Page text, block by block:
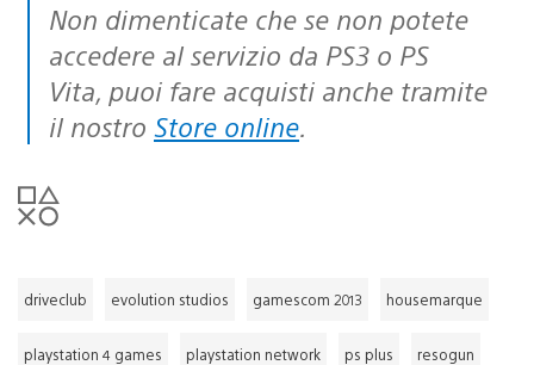
Non dimenticate che se non potete
accedere al servizio da PS3 o PS
Vita, puoi fare acquisti anche tramite
il nostro Store online.
driveclub evolution studios gamescom 2013 housemarque
playstation 4 games playstation network ps plus resogun